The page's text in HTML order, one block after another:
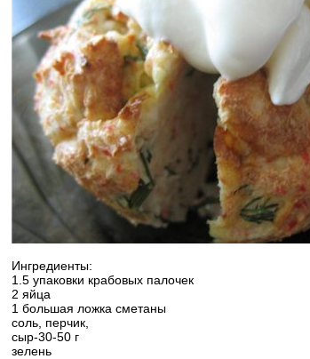
Ингредиенты:
1.5 упаковки крабовых палочек
2 яйца
1 большая ложка сметаны
соль, перчик,
сыр-30-50 г
зелень